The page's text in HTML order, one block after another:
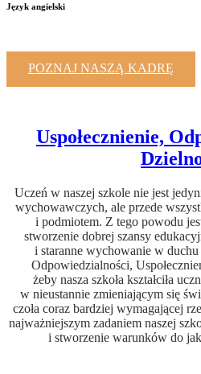
Język angielski
POZNAJ NASZĄ KADRĘ
Uspołecznienie,
Uczeń w naszej szkole nie jest
wychowawczych, ale przede
i podmiotem. Z tego powodu
stworzenie dobrej szansy
i staranne wychowanie w
Odpowiedzialności,
żeby nasza szkoła kształciła
w nieustannie zmieniającym się
czoła coraz bardziej wymagającej
najważniejszym zadaniem naszej
i stworzenie warunków do